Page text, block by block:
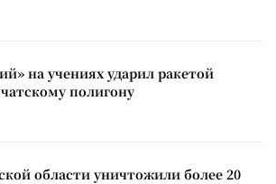
на учениях ударил ракетой
полигону
области уничтожили более 20